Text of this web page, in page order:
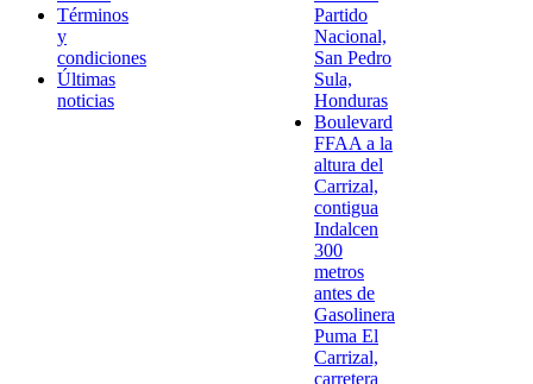
Términos
y
condiciones
Últimas
noticias
Partido
Nacional,
San Pedro
Sula,
Honduras
Boulevard
FFAA a la
altura del
Carrizal,
contigua
Indalcen
300
metros
antes de
Gasolinera
Puma El
Carrizal,
carretera